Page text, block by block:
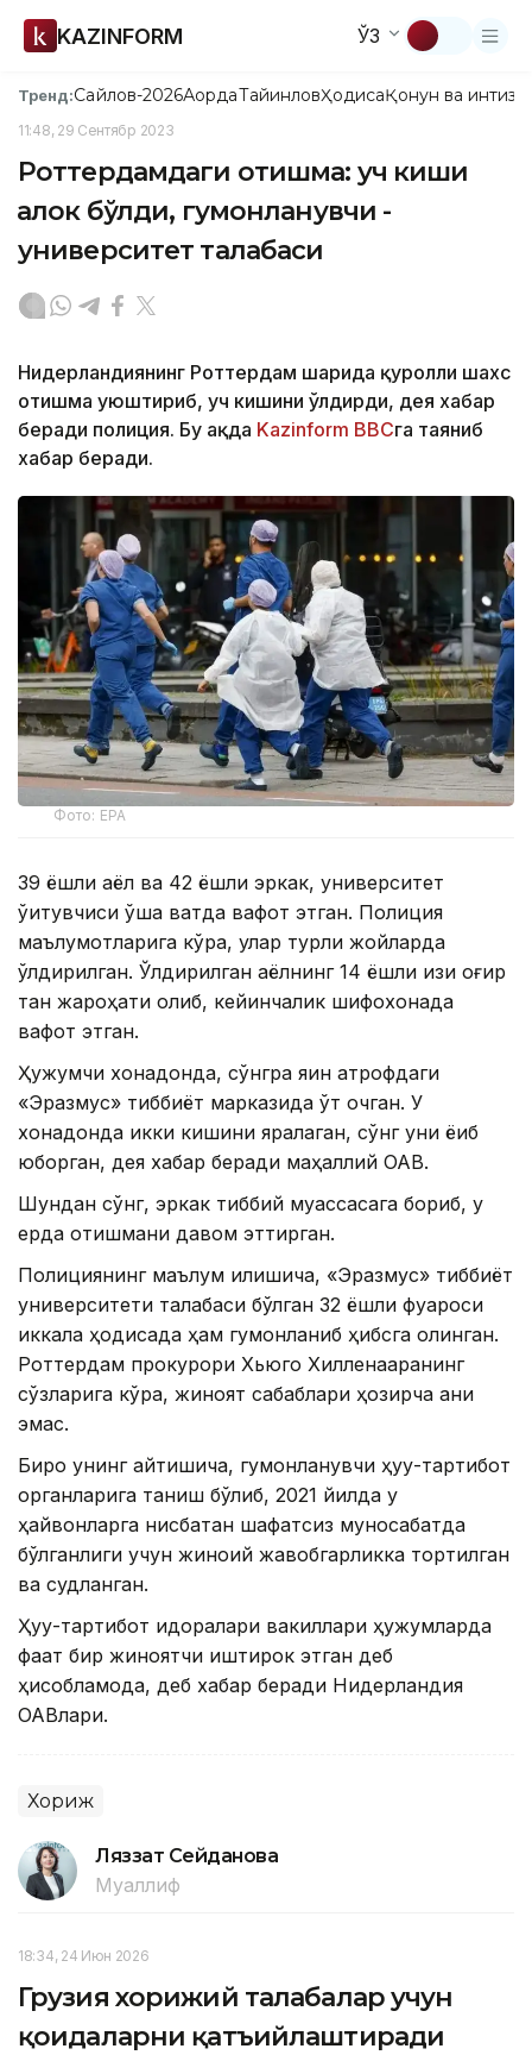
KAZINFORM ЎЗ
Тренд:Сайлов-2026АқордаТайинловҲодисаҚонун ва
11:48, 29 Сентябр 2023
Роттердамдаги отишма: уч киши
ҳалок бўлди, гумонланувчи -
университет талабаси
Нидерландиянинг Роттердам шаҳрида қуролли шахс
отишма уюштириб, уч кишини ўлдирди, дея хабар
беради полиция. Бу ҳақда Kazinform ВВСга таяниб
хабар беради.
Фото: EPA
39 ёшли аёл ва 42 ёшли эркак, университет
ўқитувчиси ўша вақтда вафот этган. Полиция
маълумотларига кўра, улар турли жойларда
ўлдирилган. Ўлдирилган аёлнинг 14 ёшли қизи оғир
тан жароҳати олиб, кейинчалик шифохонада
вафот этган.
Ҳужумчи хонадонда, сўнгра яқин атрофдаги
«Эразмус» тиббиёт марказида ўт очган. У
хонадонда икки кишини яралаган, сўнг уни ёқиб
юборган, дея хабар беради маҳаллий ОАВ.
Шундан сўнг, эркак тиббий муассасага бориб, у
ерда отишмани давом эттирган.
Полициянинг маълум қилишича, «Эразмус» тиббиёт
университети талабаси бўлган 32 ёшли фуқароси
иккала ҳодисада ҳам гумонланиб ҳибсга олинган.
Роттердам прокурори Хьюго Хилленааранинг
сўзларига кўра, жиноят сабаблари ҳозирча аниқ
эмас.
Бироқ унинг айтишича, гумонланувчи ҳуқуқ-тартибот
органларига таниш бўлиб, 2021 йилда у
ҳайвонларга нисбатан шафқатсиз муносабатда
бўлганлиги учун жиноий жавобгарликка тортилган
ва судланган.
Ҳуқуқ-тартибот идоралари вакиллари ҳужумларда
фақат бир жиноятчи иштирок этган деб
ҳисобламоқда, деб хабар беради Нидерландия
ОАВлари.
Хориж
Ляззат Сейданова
Муаллиф
18:34, 24 Июн 2026
Грузия хорижий талабалар учун
қоидаларни қатъийлаштиради